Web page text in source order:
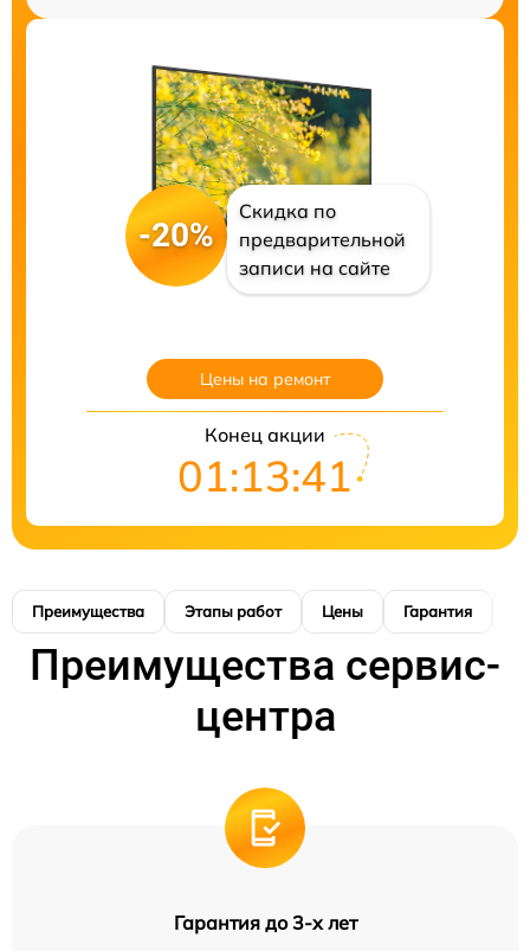
-20%
Скидка по
предварительной
записи на сайте
Цены на ремонт
Конец акции
01:13:40
Преимущества Этапы работ Цены Гарантия
Преимущества сервис-
центра
Гарантия до 3-х лет